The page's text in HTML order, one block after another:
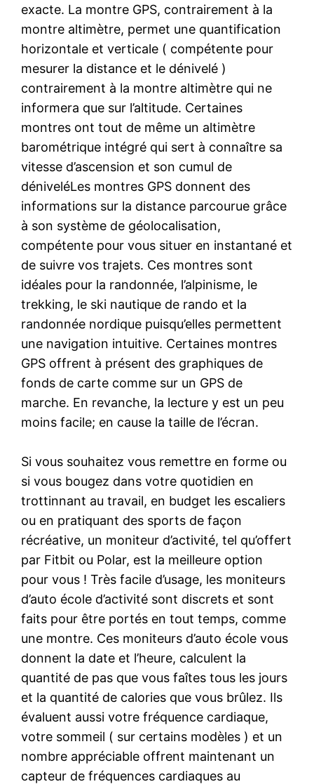
exacte. La montre GPS, contrairement à la
montre altimètre, permet une quantification
horizontale et verticale ( compétente pour
mesurer la distance et le dénivelé )
contrairement à la montre altimètre qui ne
informera que sur l’altitude. Certaines
montres ont tout de même un altimètre
barométrique intégré qui sert à connaître sa
vitesse d’ascension et son cumul de
déniveléLes montres GPS donnent des
informations sur la distance parcourue grâce
à son système de géolocalisation,
compétente pour vous situer en instantané et
de suivre vos trajets. Ces montres sont
idéales pour la randonnée, l’alpinisme, le
trekking, le ski nautique de rando et la
randonnée nordique puisqu’elles permettent
une navigation intuitive. Certaines montres
GPS offrent à présent des graphiques de
fonds de carte comme sur un GPS de
marche. En revanche, la lecture y est un peu
moins facile; en cause la taille de l’écran.
Si vous souhaitez vous remettre en forme ou
si vous bougez dans votre quotidien en
trottinnant au travail, en budget les escaliers
ou en pratiquant des sports de façon
récréative, un moniteur d’activité, tel qu’offert
par Fitbit ou Polar, est la meilleure option
pour vous ! Très facile d’usage, les moniteurs
d’auto école d’activité sont discrets et sont
faits pour être portés en tout temps, comme
une montre. Ces moniteurs d’auto école vous
donnent la date et l’heure, calculent la
quantité de pas que vous faîtes tous les jours
et la quantité de calories que vous brûlez. Ils
évaluent aussi votre fréquence cardiaque,
votre sommeil ( sur certains modèles ) et un
nombre appréciable offrent maintenant un
capteur de fréquences cardiaques au